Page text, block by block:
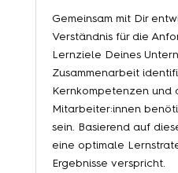
Gemeinsam mit Dir
Verständnis für die
Lernziele Deines
Zusammenarbeit
Kernkompetenzen und
Mitarbeiter:innen
sein. Basierend auf
eine optimale
Ergebnisse verspricht.